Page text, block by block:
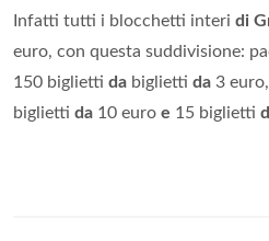
Infatti tutti i blocchetti interi di
euro, con questa suddivisione:
150 biglietti da biglietti da 3
biglietti da 10 euro e 15 biglietti